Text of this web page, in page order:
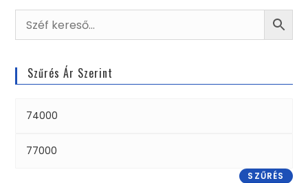
Szűrés Ár Szerint
SZŰRÉS